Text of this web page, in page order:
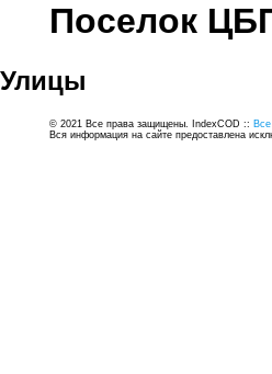
Поселок
Улицы
© 2021 Все права защищены. IndexCOD ::
Вся информация на сайте предоставлена